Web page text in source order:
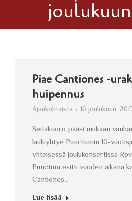
Piae Cantiones -
huipennus
Ajankohtaista 16 joulukuun,
Seitakuoro pääsi mukaan
lauluyhtye Punctumin 10-
yhteisessä joulukonsertissa
Punctum esitti vuoden aikana
Cantiones…
Lue lisää